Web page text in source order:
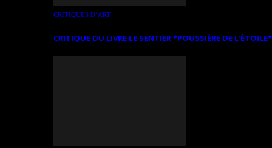
CRITIQUES D’ART
CRITIQUE DU LIVRE LE SENTIER *POUSSIÈRE DE L’ÉTOILE*